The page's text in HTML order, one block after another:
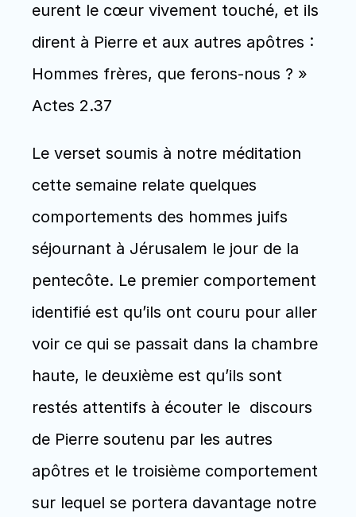
eurent le cœur vivement touché, et ils
dirent à Pierre et aux autres apôtres :
Hommes frères, que ferons-nous ? »
Actes 2.37
Le verset soumis à notre méditation
cette semaine relate quelques
comportements des hommes juifs
séjournant à Jérusalem le jour de la
pentecôte. Le premier comportement
identifié est qu’ils ont couru pour aller
voir ce qui se passait dans la chambre
haute, le deuxième est qu’ils sont
restés attentifs à écouter le  discours
de Pierre soutenu par les autres
apôtres et le troisième comportement
sur lequel se portera davantage notre